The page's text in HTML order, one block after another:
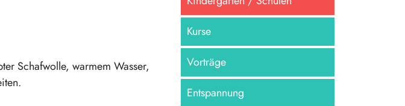
Schafwolle, warmem Wasser,
Kurse
Vorträge
Entspannung